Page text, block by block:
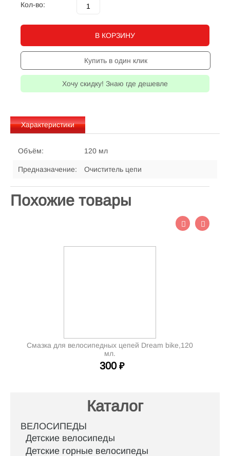
Кол-во:
В КОРЗИНУ
Купить в один клик
Хочу скидку! Знаю где дешевле
Характеристики
Объём: 120 мл
Предназначение: Очиститель цепи
Похожие товары
Смазка для велосипедных цепей Dream bike,120
мл.
300 ₽
Каталог
ВЕЛОСИПЕДЫ
Детские велосипеды
Детские горные велосипеды